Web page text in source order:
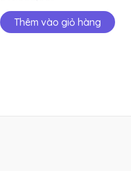
Thêm vào giỏ hàng